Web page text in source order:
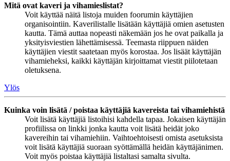
Mitä ovat kaveri ja vihamieslistat?
Voit käyttää näitä listoja muiden foorumin käyttäjien
organisointiin. Kaverilistalle lisätään käyttäjiä omien asetusten
kautta. Tämä auttaa nopeasti näkemään jos he ovat paikalla ja
yksityisviestien lähettämisessä. Teemasta riippuen näiden
käyttäjien viestit saatetaan myös korostaa. Jos lisäät käyttäjän
vihamieheksi, kaikki käyttäjän kirjoittamat viestit piilotetaan
oletuksena.
Ylös
Kuinka voin lisätä / poistaa käyttäjiä kavereista tai vihamiehistä
Voit lisätä käyttäjiä listoihisi kahdella tapaa. Jokaisen käyttäjän
profiilissa on linkki jonka kautta voit lisätä heidät joko
kavereihin tai vihamiehiin. Vaihtoehtoisesti omista asetuksista
voit lisätä käyttäjiä suoraan syöttämällä heidän käyttäjänimen.
Voit myös poistaa käyttäjiä listaltasi samalta sivulta.